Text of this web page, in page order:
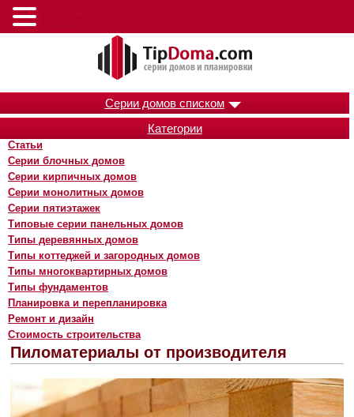
Серии домов списком
Категории
Статьи
Серии блочных домов
Серии кирпичных домов
Серии монолитных домов
Серии пятиэтажек
Типовые серии панельных домов
Типы деревянных домов
Типы коттеджей и загородных домов
Типы многоквартирных домов
Типы фундаментов
Планировка и перепланировка
Ремонт и дизайн
Стоимость строительства
Пиломатериалы от производителя